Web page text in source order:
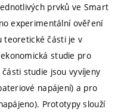
prvků ve Smart
experimentální ověření
teoretické části je v
studie pro
části studie jsou vyvíjeny
napájení) a pro
Prototypy slouží